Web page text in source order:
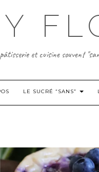
pâtisserie et cuisine souvent
LE SUCRÉ “SANS”